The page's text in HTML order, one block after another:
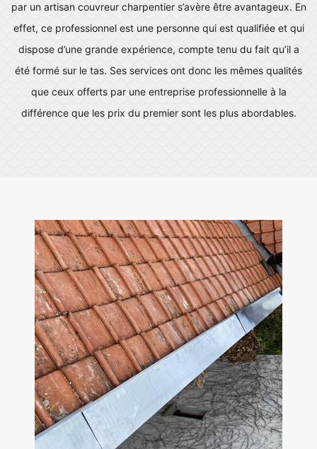
par un artisan couvreur charpentier s’avère être avantageux. En
effet, ce professionnel est une personne qui est qualifiée et qui
dispose d’une grande expérience, compte tenu du fait qu’il a
été formé sur le tas. Ses services ont donc les mêmes qualités
que ceux offerts par une entreprise professionnelle à la
différence que les prix du premier sont les plus abordables.